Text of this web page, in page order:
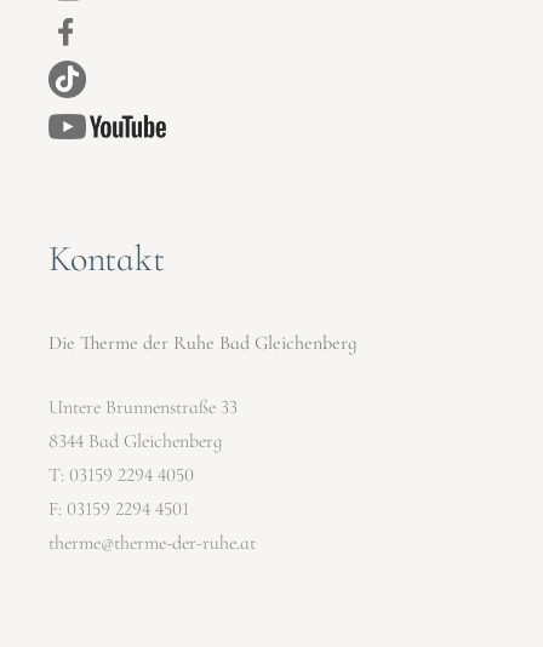
Kontakt
Die Therme der Ruhe Bad Gleichenberg
Untere Brunnenstraße 33
8344 Bad Gleichenberg
T: 03159 2294 4050
F: 03159 2294 4501
therme@therme-der-ruhe.at